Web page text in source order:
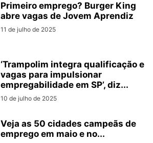
Primeiro emprego? Burger King
abre vagas de Jovem Aprendiz
11 de julho de 2025
‘Trampolim integra qualificação e
vagas para impulsionar
empregabilidade em SP’, diz...
10 de julho de 2025
Veja as 50 cidades campeãs de
emprego em maio e no...